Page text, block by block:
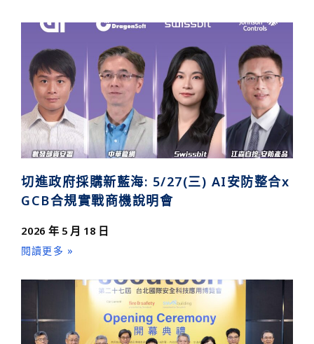
切進政府採購新藍海: 5/27(三) AI安防整合x
GCB合規實戰商機說明會
2026 年 5 月 18 日
閱讀更多 »